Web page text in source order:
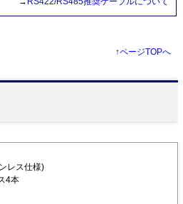
↑ページTOPへ
レス仕様)
4本